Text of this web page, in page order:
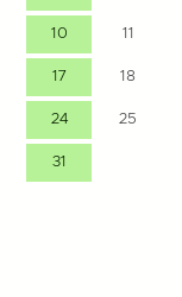
10 11
17 18
24 25
31